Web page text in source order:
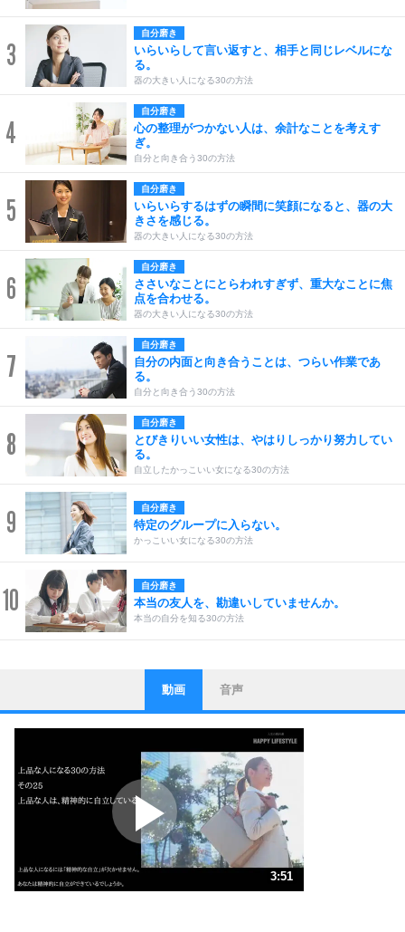
3
自分磨き
いらいらして言い返すと、相手と同じレベルにな
る。
器の大きい人になる30の方法
4
自分磨き
心の整理がつかない人は、余計なことを考えす
ぎ。
自分と向き合う30の方法
5
自分磨き
いらいらするはずの瞬間に笑顔になると、器の大
きさを感じる。
器の大きい人になる30の方法
6
自分磨き
ささいなことにとらわれすぎず、重大なことに焦
点を合わせる。
器の大きい人になる30の方法
7
自分磨き
自分の内面と向き合うことは、つらい作業であ
る。
自分と向き合う30の方法
8
自分磨き
とびきりいい女性は、やはりしっかり努力してい
る。
自立したかっこいい女になる30の方法
9 自分磨き
特定のグループに入らない。
かっこいい女になる30の方法
10 自分磨き
本当の友人を、勘違いしていませんか。
本当の自分を知る30の方法
1
ストレス対策
他人と比べない。
いっそのこと、他人を見ない。
いらいらしない人になる30の方法
プラス思考
ポジティブになれない原因は、行動しないから。
ポジティブ思考になる30の方法
ストレス対策
人生、なんとかなるもの。
気楽に生きる30の方法
動画 音声
3:51